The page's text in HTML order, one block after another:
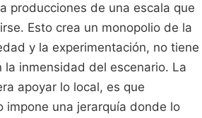
producciones de una escala que
Esto crea un monopolio de la
y la experimentación, no tiene
inmensidad del escenario. La
apoyar lo local, es que
impone una jerarquía donde lo